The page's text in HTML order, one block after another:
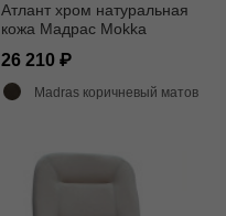
Атлант хром натуральная
кожа Мадрас Mokka
26 210
Madras коричневый матовый